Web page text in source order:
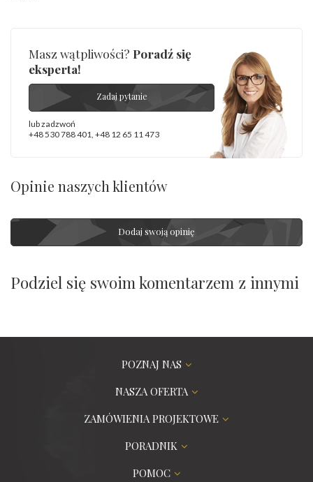
Masz wątpliwości? Poradź się
eksperta!
Zadaj pytanie
lub zadzwoń
+48 530 788 401 +48 12 65 11 473
Opinie naszych klientów
Dodaj swoją opinię
Podziel się swoim komentarzem z innymi
POZNAJ NAS
NASZA OFERTA
ZAMÓWIENIA PROJEKTOWE
PORADNIK
POMOC